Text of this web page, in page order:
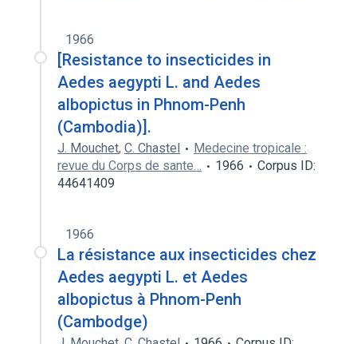
1966
[Resistance to insecticides in
Aedes aegypti L. and Aedes
albopictus in Phnom-Penh
(Cambodia)].
J. Mouchet, C. Chastel
Medecine tropicale :
revue du Corps de sante…
1966
Corpus ID:
44641409
1966
La résistance aux insecticides chez
Aedes aegypti L. et Aedes
albopictus à Phnom-Penh
(Cambodge)